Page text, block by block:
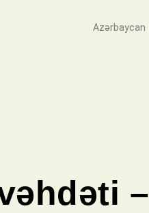
Azərbaycan
–